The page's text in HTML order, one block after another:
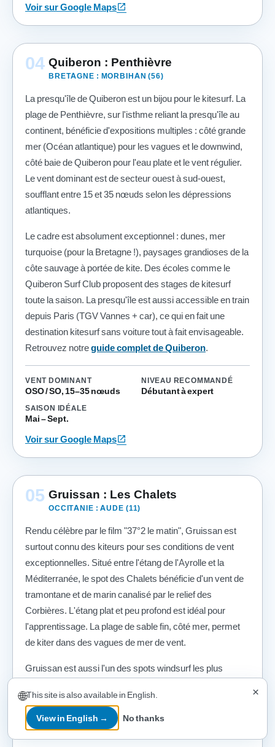
Voir sur Google Mapsopen_in_new
04 Quiberon : Penthièvre
BRETAGNE : MORBIHAN (56)
La presqu'île de Quiberon est un bijou pour le kitesurf. La
plage de Penthièvre, sur l'isthme reliant la presqu'île au
continent, bénéficie d'expositions multiples : côté grande
mer (Océan atlantique) pour les vagues et le downwind,
côté baie de Quiberon pour l'eau plate et le vent régulier.
Le vent dominant est de secteur ouest à sud-ouest,
soufflant entre 15 et 35 nœuds selon les dépressions
atlantiques.
Le cadre est absolument exceptionnel : dunes, mer
turquoise (pour la Bretagne !), paysages grandioses de la
côte sauvage à portée de kite. Des écoles comme le
Quiberon Surf Club proposent des stages de kitesurf
toute la saison. La presqu'île est aussi accessible en train
depuis Paris (TGV Vannes + car), ce qui en fait une
destination kitesurf sans voiture tout à fait envisageable.
Retrouvez notreguide complet de Quiberon.
VENT DOMINANT
OSO / SO, 15–35 nœuds
NIVEAU RECOMMANDÉ
Débutant à expert
SAISON IDÉALE
Mai – Sept.
Voir sur Google Mapsopen_in_new
05 Gruissan : Les Chalets
OCCITANIE : AUDE (11)
Rendu célèbre par le film "37°2 le matin", Gruissan est
surtout connu des kiteurs pour ses conditions de vent
exceptionnelles. Situé entre l'étang de l'Ayrolle et la
Méditerranée, le spot des Chalets bénéficie d'un vent de
tramontane et de marin canalisé par le relief des
Corbières. L'étang plat et peu profond est idéal pour
l'apprentissage. La plage de sable fin, côté mer, permet
de kiter dans des vagues de mer de vent.
Gruissan est aussi l'un des spots windsurf les plus
naturellement intégrée. Plusieurs écoles et shops de
location sont présents au cœur de la station balnéaire.
Retrouvez notreguide complet de Gruissan
🌐This site is also available in English.
View in English → No thanks
×